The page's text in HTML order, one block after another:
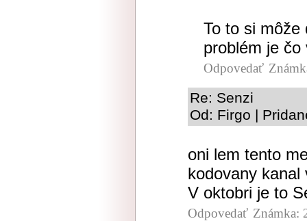
To to si
problém je
Odpovedať
Re: Senzi
Od: Firgo |
oni lem tento
kodovany kanal
V oktobri je to
Odpovedať Známka: